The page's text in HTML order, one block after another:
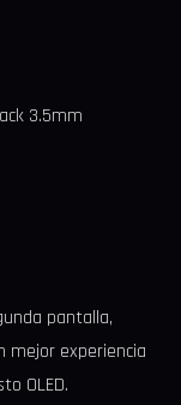
3.5mm
pantalla,
mejor experiencia
OLED.